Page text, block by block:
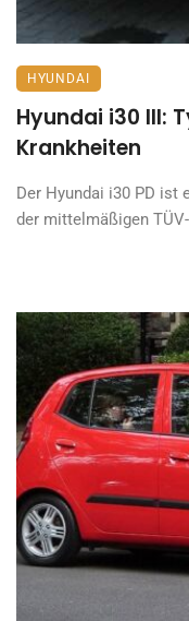
HYUNDAI
Hyundai i30 III:
Krankheiten
Der Hyundai i30 PD ist
der mittelmäßigen